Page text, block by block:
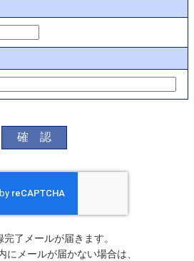
了メールが届きます。
にメールが届かない場合は、